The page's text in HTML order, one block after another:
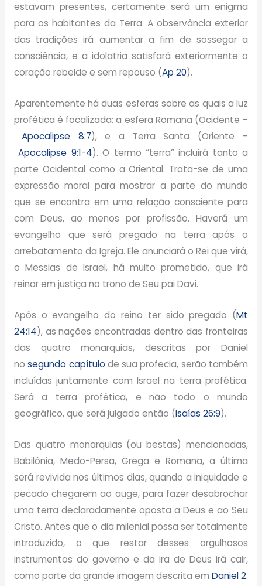
estavam presentes, certamente será um enigma
para os habitantes da Terra. A observância exterior
das tradições irá aumentar a fim de sossegar a
consciência, e a idolatria satisfará exteriormente o
coração rebelde e sem repouso (Ap 20).
Aparentemente há duas esferas sobre as quais a luz
profética é focalizada: a esfera Romana (Ocidente –
Apocalipse 8:7), e a Terra Santa (Oriente –
Apocalipse 9:1-4). O termo “terra” incluirá tanto a
parte Ocidental como a Oriental. Trata-se de uma
expressão moral para mostrar a parte do mundo
que se encontra em uma relação consciente para
com Deus, ao menos por profissão. Haverá um
evangelho que será pregado na terra após o
arrebatamento da Igreja. Ele anunciará o Rei que virá,
o Messias de Israel, há muito prometido, que irá
reinar em justiça no trono de Seu pai Davi.
Após o evangelho do reino ter sido pregado (Mt
24:14), as nações encontradas dentro das fronteiras
das quatro monarquias, descritas por Daniel
nosegundo capítulo de sua profecia, serão também
incluídas juntamente com Israel na terra profética.
Será a terra profética, e não todo o mundo
geográfico, que será julgado então (Isaías 26:9).
Das quatro monarquias (ou bestas) mencionadas,
Babilônia, Medo-Persa, Grega e Romana, a última
será revivida nos últimos dias, quando a iniquidade e
pecado chegarem ao auge, para fazer desabrochar
uma terra declaradamente oposta a Deus e ao Seu
Cristo. Antes que o dia milenial possa ser totalmente
introduzido, o que restar desses orgulhosos
instrumentos do governo e da ira de Deus irá cair,
como parte da grande imagem descrita emDaniel 2.